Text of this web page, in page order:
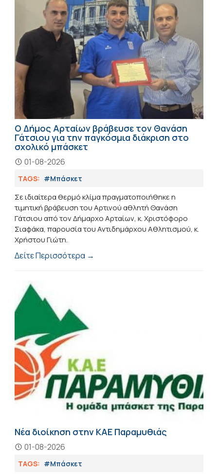
Ο Δήμος Αρταίων βράβευσε τον Θανάση
Γάτσιου για την παγκόσμια διάκριση στο
σχολικό μπάσκετ
01-08-2026
TAGS: #Μπάσκετ
Σε ιδιαίτερα θερμό κλίμα πραγματοποιήθηκε η
τιμητική βράβευση του Αρτινού αθλητή Θανάση
Γάτσιου από τον Δήμαρχο Αρταίων, κ. Χριστόφορο
Σιαφάκα, παρουσία του Αντιδημάρχου Αθλητισμού, κ.
Χρήστου Γιώτη.
Δείτε Περισσότερα →
Νέα διοίκηση στην ΚΑΕ Παραμυθιάς
01-08-2026
TAGS: #Μπάσκετ